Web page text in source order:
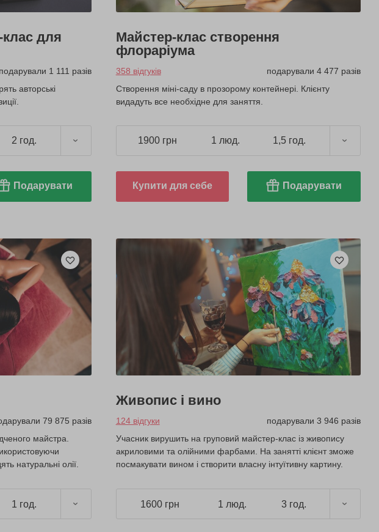
для
подарували 1 111 разів
авторські
2 год.
Подарувати
Майстер-клас створення
флораріума
358 відгуків
подарували 4 477 разів
Створення міні-саду в прозорому контейнері. Клієнту
видадуть все необхідне для заняття.
1900 грн 1 люд. 1,5 год.
Купити для себе Подарувати
79 875 разів
майстра.
натуральні олії.
1 год.
Живопис і вино
124 відгуки
подарували 3 946 разів
Учасник вирушить на груповий майстер-клас із живопису
акриловими та олійними фарбами. На занятті клієнт зможе
посмакувати вином і створити власну інтуїтивну картину.
1600 грн 1 люд. 3 год.